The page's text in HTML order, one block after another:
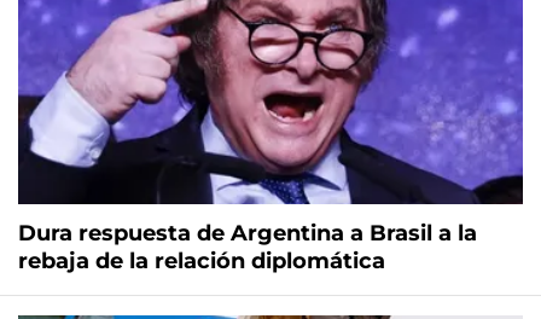
Dura respuesta de Argentina a Brasil a la
rebaja de la relación diplomática